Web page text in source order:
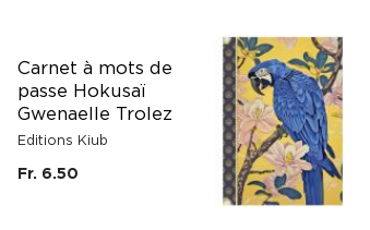
Carnet à mots de
passe Hokusaï
Gwenaelle Trolez
Editions Kiub
Fr. 6.50